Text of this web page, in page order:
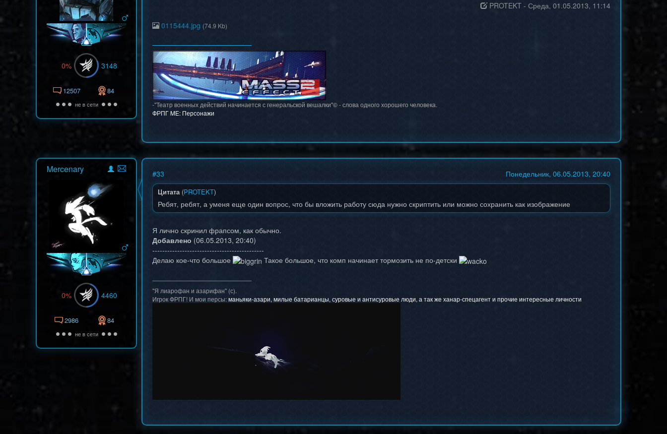
0% 3148
12507 84
не в сети
PROTEKT - Среда, 01.05.2013, 11:14
0115444.jpg (74.9 Kb)
-"Театр военных действий начинается с генеральской вешалки"© - слова одного хорошего человека.
ФРПГ ME: Персонажи
Mercenary
0% 4460
2986 84
не в сети
#33 Понедельник, 06.05.2013, 20:40
Цитата(PROTEKT)
Ребят, ребят, а уменя еще один вопрос, что бы вложить работу сюда нужно скриптить или можно сохранить как изображение
Я лично скринил фрапсом, как обычно.
Добавлено (06.05.2013, 20:40)
---------------------------------------------
Делаю кое-что большое
Такое большое, что комп начинает тормозить не по-детски
"Я лиарофан и азарифан" (с).
Игрок ФРПГ! И мои персы:маньяки-азари, милые батарианцы, суровые и антисуровые люди, а так же ханар-спецагент и прочие интересные личности